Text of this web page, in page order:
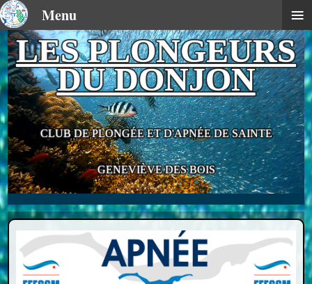
LES PLONGEURS
DU DONJON
CLUB DE PLONGÉE ET D'APNÉE DE SAINTE
GENEVIÈVE DES BOIS
Menu ≡